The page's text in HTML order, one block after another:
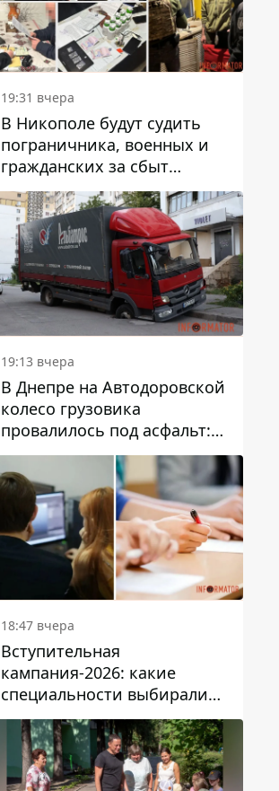
19:31 вчера
В Никополе будут судить
пограничника, военных и
гражданских за сбыт
психотропов
19:13 вчера
В Днепре на Автодоровской
колесо грузовика
провалилось под асфальт:
движение заблокировано
18:47 вчера
Вступительная
кампания-2026: какие
специальности выбирали
абитуриенты в Украине